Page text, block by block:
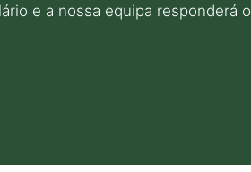
e a nossa equipa responderá o